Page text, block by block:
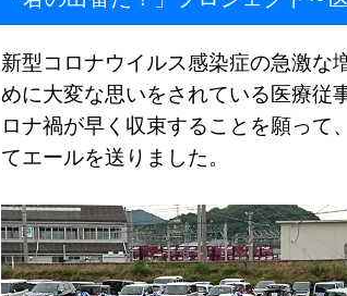
新型コロナウイルス感染症の急激な
めに大変な思いをされている医療従
ロナ禍が早く収束することを願って
てエールを送りました。